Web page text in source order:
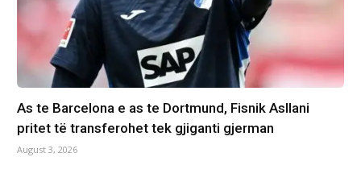
As te Barcelona e as te Dortmund, Fisnik Asllani
pritet të transferohet tek gjiganti gjerman
August 3, 2026